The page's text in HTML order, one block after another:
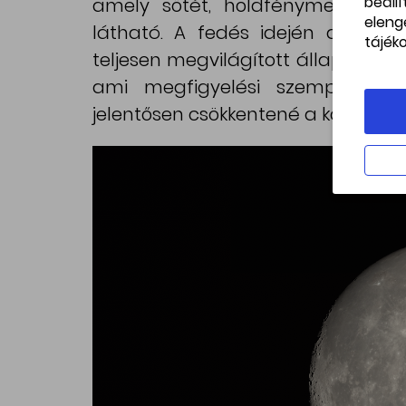
amely sötét, holdfénymentes
látható. A fedés idején a Hold
teljesen megvilágított állapotban.
ami megfigyelési
jelentősen csökkentené a